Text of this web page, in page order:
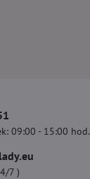
09:00 - 15:00 hod.
7 )